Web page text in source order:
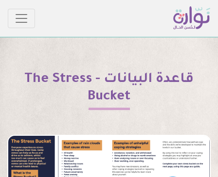
قاعدة البيانات - The Stress
Bucket